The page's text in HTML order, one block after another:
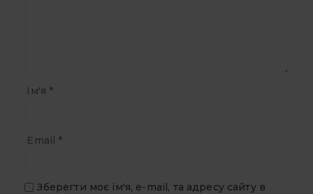
Ім'я *
Email *
Зберегти моє ім'я, e-mail, та адресу сайту в